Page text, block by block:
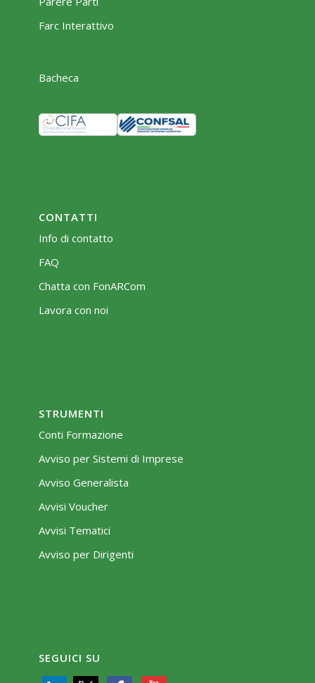
Farc Interattivo
Bacheca
CONTATTI
Info di contatto
FAQ
Chatta con FonARCom
Lavora con noi
STRUMENTI
Conti Formazione
Avviso per Sistemi di Imprese
Avviso Generalista
Avvisi Voucher
Avvisi Tematici
Avviso per Dirigenti
SEGUICI SU